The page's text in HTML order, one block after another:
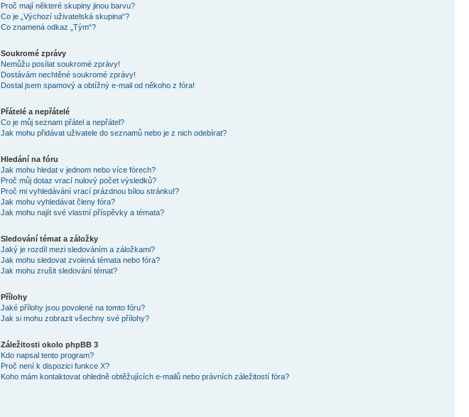
Proč mají některé skupiny jinou barvu?
Co je „Výchozí uživatelská skupina“?
Co znamená odkaz „Tým“?
Soukromé zprávy
Nemůžu posílat soukromé zprávy!
Dostávám nechtěné soukromé zprávy!
Dostal jsem spamový a obtížný e-mail od někoho z fóra!
Přátelé a nepřátelé
Co je můj seznam přátel a nepřátel?
Jak mohu přidávat uživatele do seznamů nebo je z nich odebírat?
Hledání na fóru
Jak mohu hledat v jednom nebo více fórech?
Proč můj dotaz vrací nulový počet výsledků?
Proč mi vyhledávání vrací prázdnou bílou stránku!?
Jak mohu vyhledávat členy fóra?
Jak mohu najít své vlastní příspěvky a témata?
Sledování témat a záložky
Jaký je rozdíl mezi sledováním a záložkami?
Jak mohu sledovat zvolená témata nebo fóra?
Jak mohu zrušit sledování témat?
Přílohy
Jaké přílohy jsou povolené na tomto fóru?
Jak si mohu zobrazit všechny své přílohy?
Záležitosti okolo phpBB 3
Kdo napsal tento program?
Proč není k dispozici funkce X?
Koho mám kontaktovat ohledně obtěžujících e-mailů nebo právních záležitostí fóra?